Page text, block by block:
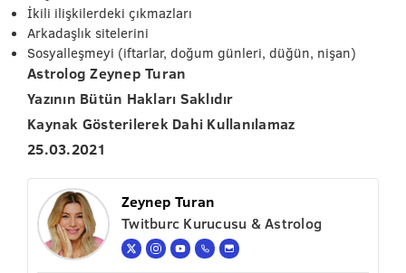
İkili ilişkilerdeki çıkmazları
Arkadaşlık sitelerini
Sosyalleşmeyi (iftarlar, doğum günleri, düğün, nişan)
Astrolog Zeynep Turan
Yazının Bütün Hakları Saklıdır
Kaynak Gösterilerek Dahi Kullanılamaz
25.03.2021
Zeynep Turan
Twitburc Kurucusu & Astrolog